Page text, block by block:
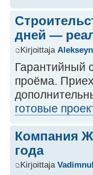
дней —
Kirjoittaja
Гарантийный
проёма.
готовые
Компания
года
Kirjoittaja